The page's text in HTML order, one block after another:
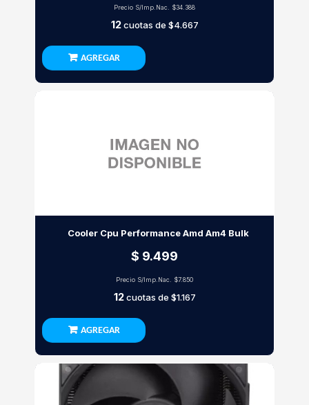
Precio S/Imp.Nac. $34.388
12cuotas de $4.667
AGREGAR
Cooler Cpu Performance Amd Am4 Bulk
$ 9.499
Precio S/Imp.Nac. $7.850
12cuotas de $1.167
AGREGAR